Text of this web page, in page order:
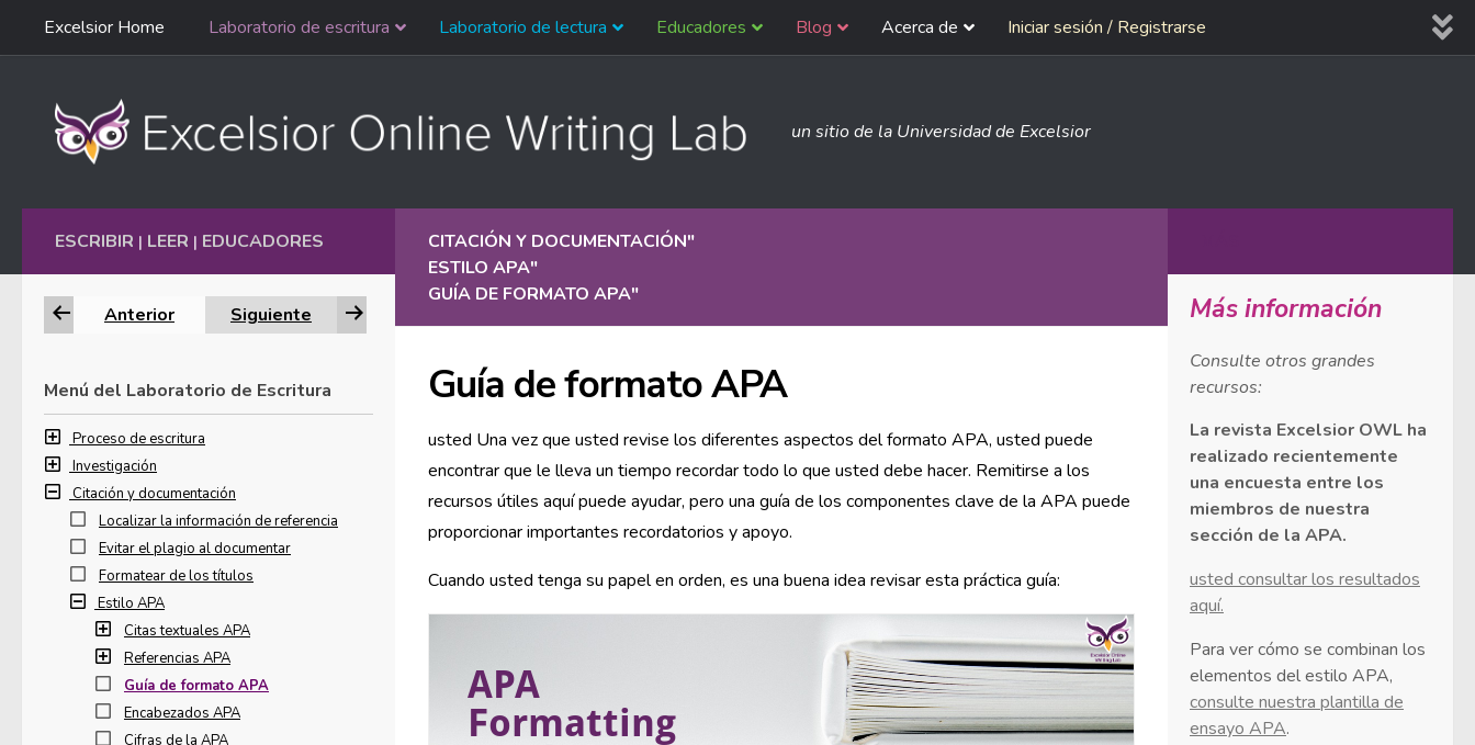
Ir al contenido
navegación
Excelsior Home Laboratorio de escritura Laboratorio de lectura Educadores Blog Acerca de Iniciar sesión / Registrarse
un sitio de la Universidad de Excelsior
CITACIÓN Y DOCUMENTACIÓN"
ESTILO APA"
GUÍA DE FORMATO APA"
Guía de formato APA
usted Una vez que usted revise los diferentes aspectos del formato APA, usted puede
encontrar que le lleva un tiempo recordar todo lo que usted debe hacer. Remitirse a los
recursos útiles aquí puede ayudar, pero una guía de los componentes clave de la APA puede
proporcionar importantes recordatorios y apoyo.
Cuando usted tenga su papel en orden, es una buena idea revisar esta práctica guía:
ESCRIBIR | LEER | EDUCADORES
Anterior Siguiente
Menú del Laboratorio de Escritura
Proceso de escritura
Investigación
Citación y documentación
Localizar la información de referencia
Evitar el plagio al documentar
Formatear de los títulos
Estilo APA
Citas textuales APA
Referencias APA
Guía de formato APA
Encabezados APA
Cifras de la APA
Más información
Consulte otros grandes
recursos:
La revista Excelsior OWL ha
realizado recientemente
una encuesta entre los
miembros de nuestra
sección de la APA.
usted consultar los resultados
aquí.
Para ver cómo se combinan los
elementos del estilo APA,
consulte nuestra plantilla de
ensayo APA.